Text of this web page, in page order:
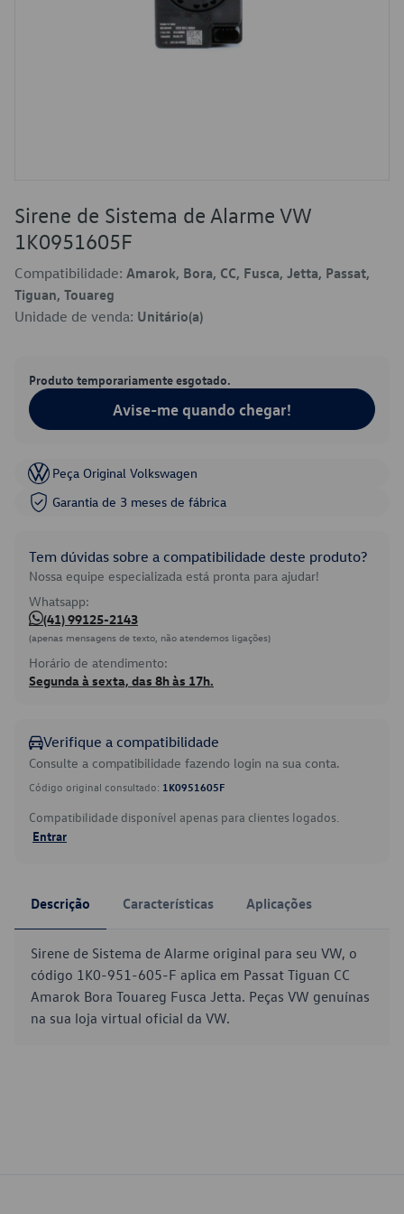
Sirene de Sistema de Alarme VW
1K0951605F
Compatibilidade: Amarok, Bora, CC, Fusca, Jetta, Passat,
Tiguan, Touareg
Unidade de venda: Unitário(a)
Produto temporariamente esgotado.
Avise-me quando chegar!
Peça Original Volkswagen
Garantia de 3 meses de fábrica
Tem dúvidas sobre a compatibilidade deste produto?
Nossa equipe especializada está pronta para ajudar!
Whatsapp:
(41) 99125-2143
(apenas mensagens de texto, não atendemos ligações)
Horário de atendimento:
Segunda à sexta, das 8h às 17h.
Verifique a compatibilidade
Consulte a compatibilidade fazendo login na sua conta.
Código original consultado: 1K0951605F
Compatibilidade disponível apenas para clientes logados.
Entrar
Descrição Características Aplicações
Sirene de Sistema de Alarme original para seu VW, o
código 1K0-951-605-F aplica em Passat Tiguan CC
Amarok Bora Touareg Fusca Jetta. Peças VW genuínas
na sua loja virtual oficial da VW.